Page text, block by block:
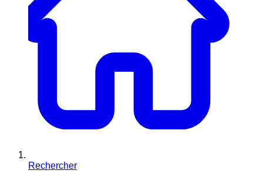
Rechercher